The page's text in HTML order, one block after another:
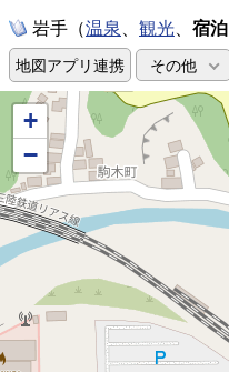
岩手（温泉 、 観光、 宿泊
地図アプリ連携 その他
+
−